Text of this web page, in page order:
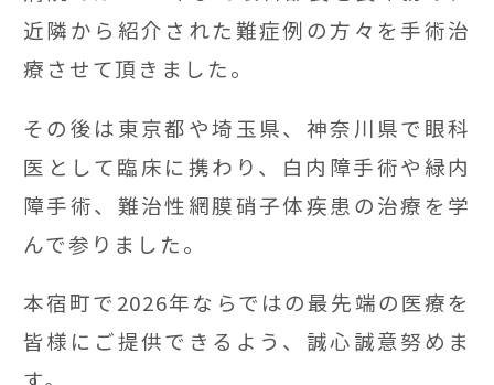
近隣から紹介された難症例の方々を手術治
療させて頂きました。
その後は東京都や埼玉県、神奈川県で眼科
医として臨床に携わり、白内障手術や緑内
障手術、難治性網膜硝子体疾患の治療を学
んで参りました。
本宿町で2026年ならではの最先端の医療を
皆様にご提供できるよう、誠心誠意努めま